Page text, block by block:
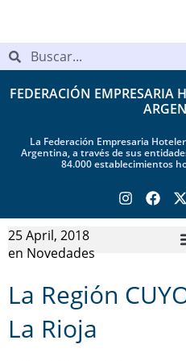
FEDERACIÓN EMPRESARIA
La Federación Empresaria
Argentina, a través de sus
84.000 establecimientos
25 April, 2018
en Novedades
La Región
La Rioja